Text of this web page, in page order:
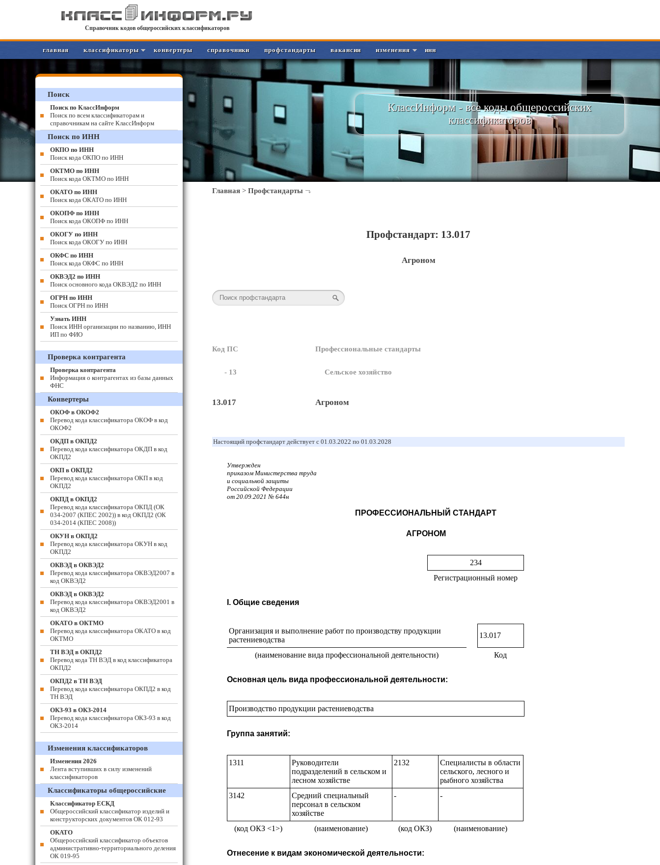
Справочник кодов общероссийских классификаторов
главная классификаторы конвертеры справочники профстандарты вакансии изменения инн
КлассИнформ - все коды общероссийских
классификаторов
Главная > Профстандарты
Профстандарт: 13.017
Агроном
Код ПС Профессиональные стандарты
- 13 Сельское хозяйство
13.017 Агроном
Настоящий профстандарт действует с 01.03.2022 по 01.03.2028
Утвержден
приказом Министерства труда
и социальной защиты
Российской Федерации
от 20.09.2021 № 644н
ПРОФЕССИОНАЛЬНЫЙ СТАНДАРТ
АГРОНОМ
234
Регистрационный номер
I. Общие сведения
Организация и выполнение работ по производству продукции
растениеводства
13.017
(наименование вида профессиональной деятельности) Код
Основная цель вида профессиональной деятельности:
Производство продукции растениеводства
Группа занятий:
1311
Руководители
подразделений в сельском и
лесном хозяйстве
2132
Специалисты в области
сельского, лесного и
рыбного хозяйства
3142
Средний специальный
персонал в сельском
хозяйстве
- -
(код ОКЗ <1>) (наименование) (код ОКЗ) (наименование)
Отнесение к видам экономической деятельности:
Поиск
Поиск по КлассИнформ
Поиск по всем классификаторам и
справочникам на сайте КлассИнформ
Поиск по ИНН
ОКПО по ИНН
Поиск кода ОКПО по ИНН
ОКТМО по ИНН
Поиск кода ОКТМО по ИНН
ОКАТО по ИНН
Поиск кода ОКАТО по ИНН
ОКОПФ по ИНН
Поиск кода ОКОПФ по ИНН
ОКОГУ по ИНН
Поиск кода ОКОГУ по ИНН
ОКФС по ИНН
Поиск кода ОКФС по ИНН
ОКВЭД2 по ИНН
Поиск основного кода ОКВЭД2 по ИНН
ОГРН по ИНН
Поиск ОГРН по ИНН
Узнать ИНН
Поиск ИНН организации по названию, ИНН
ИП по ФИО
Проверка контрагента
Проверка контрагента
Информация о контрагентах из базы данных
ФНС
Конвертеры
ОКОФ в ОКОФ2
Перевод кода классификатора ОКОФ в код
ОКОФ2
ОКДП в ОКПД2
Перевод кода классификатора ОКДП в код
ОКПД2
ОКП в ОКПД2
Перевод кода классификатора ОКП в код
ОКПД2
ОКПД в ОКПД2
Перевод кода классификатора ОКПД (ОК
034-2007 (КПЕС 2002)) в код ОКПД2 (ОК
034-2014 (КПЕС 2008))
ОКУН в ОКПД2
Перевод кода классификатора ОКУН в код
ОКПД2
ОКВЭД в ОКВЭД2
Перевод кода классификатора ОКВЭД2007 в
код ОКВЭД2
ОКВЭД в ОКВЭД2
Перевод кода классификатора ОКВЭД2001 в
код ОКВЭД2
ОКАТО в ОКТМО
Перевод кода классификатора ОКАТО в код
ОКТМО
ТН ВЭД в ОКПД2
Перевод кода ТН ВЭД в код классификатора
ОКПД2
ОКПД2 в ТН ВЭД
Перевод кода классификатора ОКПД2 в код
ТН ВЭД
ОКЗ-93 в ОКЗ-2014
Перевод кода классификатора ОКЗ-93 в код
ОКЗ-2014
Изменения классификаторов
Изменения 2026
Лента вступивших в силу изменений
классификаторов
Классификаторы общероссийские
Классификатор ЕСКД
Общероссийский классификатор изделий и
конструкторских документов ОК 012-93
ОКАТО
Общероссийский классификатор объектов
административно-территориального деления
ОК 019-95